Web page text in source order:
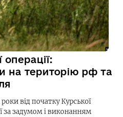
на територію рф та
від початку Курської
за задумом і виконанням